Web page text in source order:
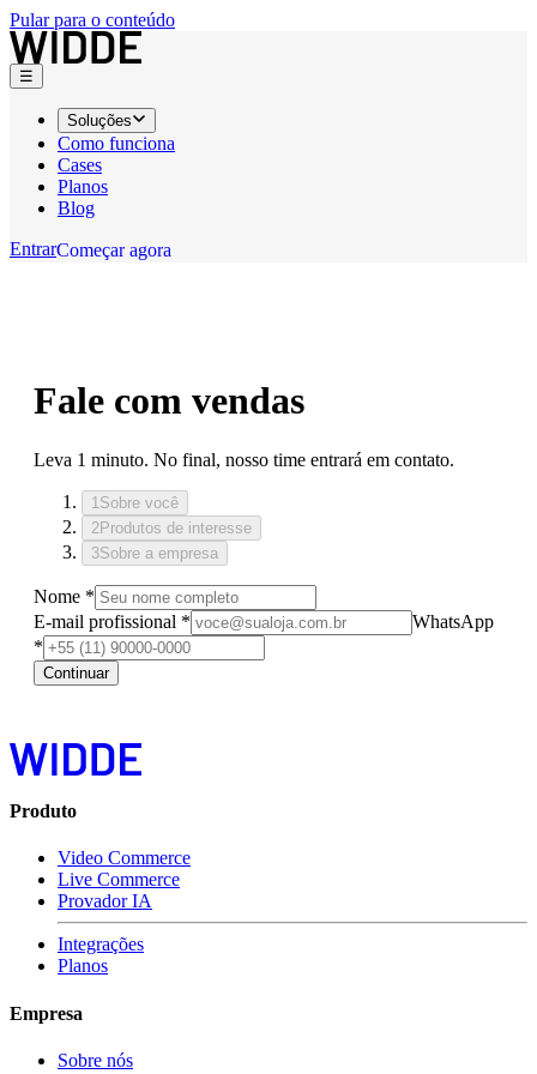
Pular para o conteúdo
☰
Soluções
Como funciona
Cases
Planos
Blog
EntrarComeçar agora
Fale com vendas
Leva 1 minuto. No final, nosso time entrará em contato.
1 Sobre você
2Produtos de interesse
3Sobre a empresa
Nome *
E-mail profissional *
WhatsApp
*
Continuar
Produto
Video Commerce
Live Commerce
Provador IA
Integrações
Planos
Empresa
Sobre nós